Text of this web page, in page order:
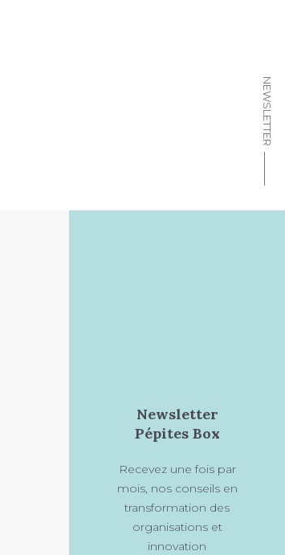
NEWSLETTER
Newsletter
Pépites Box
Recevez une fois par
mois, nos conseils en
transformation des
organisations et
innovation